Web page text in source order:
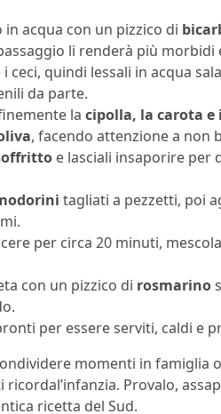
in acqua con un pizzico di
li renderà più
ceci, quindi lessali in acqua
da parte.
la cipolla, la carota e
, facendo attenzione a non
e lasciali insaporire per
tagliati a pezzetti, poi
per circa 20 minuti,
con un pizzico di rosmarino
per essere serviti, caldi e
momenti in famiglia
Provalo,
ricetta del Sud.